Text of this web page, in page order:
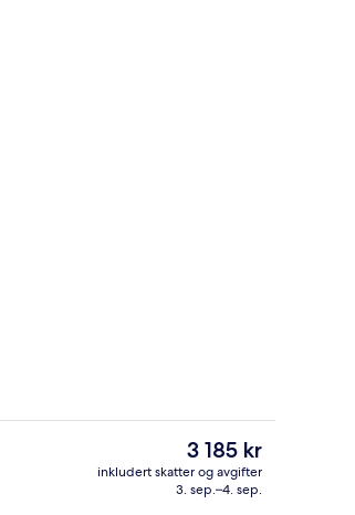
Den
nåværende
prisen
3 185 kr
inkludert skatter og avgifter
3. sep.–4. sep.